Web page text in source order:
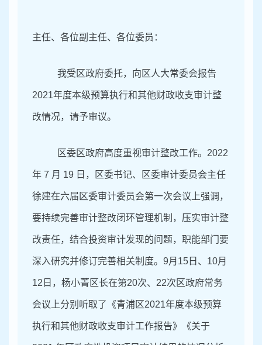
主任、各位副主任、各位委员：
我受区政府委托，向区人大常委会报告
2021年度本级预算执行和其他财政收支审计整
改情况，请予审议。
区委区政府高度重视审计整改工作。2022
年 7 月 19 日，区委书记、区委审计委员会主任
徐建在六届区委审计委员会第一次会议上强调，
要持续完善审计整改闭环管理机制，压实审计整
改责任，结合投资审计发现的问题，职能部门要
深入研究并修订完善相关制度。9月15日、10月
12日，杨小菁区长在第20次、22次区政府常务
会议上分别听取了《青浦区2021年度本级预算
执行和其他财政收支审计工作报告》《关于